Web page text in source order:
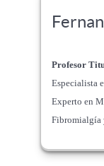
Profesor
Especialista
Experto en
Fibromialgía